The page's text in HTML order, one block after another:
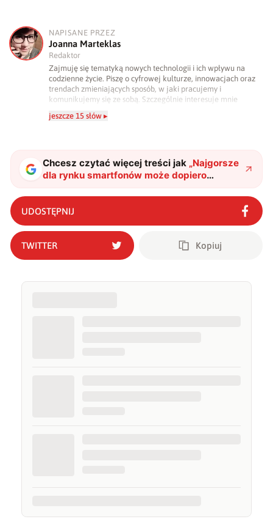
J
NAPISANE PRZEZ
Joanna Marteklas
Redaktor
Zajmuję się tematyką nowych technologii i ich wpływu na
codzienne życie. Piszę o cyfrowej kulturze, innowacjach oraz
trendach zmieniających sposób, w jaki pracujemy i
komunikujemy się ze sobą. Szczególnie interesuje mnie
popkulturą. W wolnych chwilach zakopuję się w książkach i
jeszcze 15 słów ▸
Chcesz czytać więcej treści jak „Najgorsze
dla rynku smartfonów może dopiero
nadejść. Xiaomi ostrzega przed
drastycznymi podwyżkami"?
UDOSTĘPNIJ
TWITTER Kopiuj